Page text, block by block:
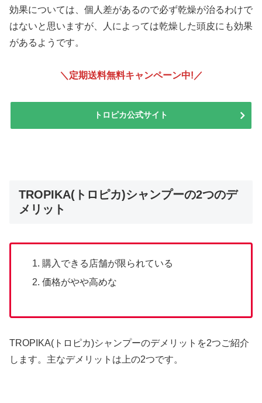
効果については、個人差があるので必ず乾燥が治るわけで
はないと思いますが、人によっては乾燥した頭皮にも効果
があるようです。
＼定期送料無料キャンペーン中!／
トロピカ公式サイト
TROPIKA(トロピカ)シャンプーの2つのデ
メリット
購入できる店舗が限られている
価格がやや高めな
TROPIKA(トロピカ)シャンプーのデメリットを2つご紹介
します。主なデメリットは上の2つです。